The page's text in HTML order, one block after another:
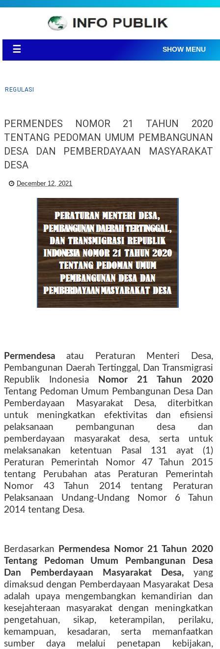
☰ SHOW MENU
REGULASI
PERMENDES NOMOR 21 TAHUN 2020
TENTANG PEDOMAN UMUM PEMBANGUNAN
DESA DAN PEMBERDAYAAN MASYARAKAT
DESA
December 12, 2021
Permendesa atau Peraturan Menteri Desa,
Pembangunan Daerah Tertinggal, Dan Transmigrasi
Republik Indonesia
Nomor 21 Tahun 2020
Tentang Pedoman Umum Pembangunan Desa Dan
Pemberdayaan Masyarakat Desa, diterbitkan
untuk meningkatkan efektivitas dan efisiensi
pelaksanaan pembangunan desa dan
pemberdayaan masyarakat desa, serta untuk
melaksanakan ketentuan Pasal 131 ayat (1)
Peraturan Pemerintah Nomor 47 Tahun 2015
tentang Perubahan atas Peraturan Pemerintah
Nomor 43 Tahun 2014 tentang Peraturan
Pelaksanaan Undang-Undang Nomor 6 Tahun
2014 tentang Desa.
Berdasarkan
Permendesa Nomor 21 Tahun 2020
Tentang Pedoman Umum Pembangunan Desa
Dan Pemberdayaan Masyarakat Desa, yang
dimaksud dengan Pemberdayaan Masyarakat Desa
adalah upaya mengembangkan kemandirian dan
kesejahteraan masyarakat dengan meningkatkan
pengetahuan, sikap, keterampilan, perilaku,
kemampuan, kesadaran, serta memanfaatkan
sumber daya melalui penetapan kebijakan,